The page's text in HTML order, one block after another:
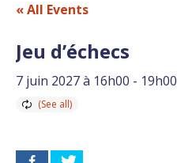
« All Events
Jeu d’échecs
7 juin 2027 à 16h00 - 19h00